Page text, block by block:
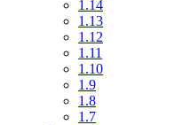
1.14
1.13
1.12
1.11
1.10
1.9
1.8
1.7